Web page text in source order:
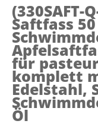
(330SAFT-
Saftfass
für
komplett
Edelstahl,
Öl